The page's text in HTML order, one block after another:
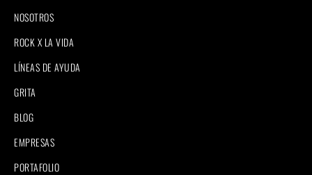
NOSOTROS
ROCK X LA VIDA
LÍNEAS DE AYUDA
GRITA
BLOG
EMPRESAS
PORTAFOLIO